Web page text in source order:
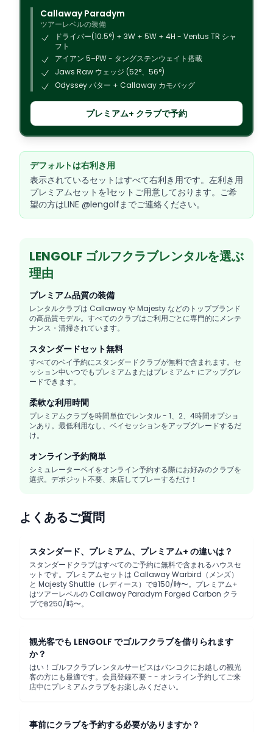
Callaway Paradym
ツアーレベルの装備
ドライバー(10.5°) + 3W + 5W + 4H - Ventus TR シャ
フト
アイアン 5–PW - タングステンウェイト搭載
Jaws Raw ウェッジ (52°、56°)
Odyssey パター + Callaway カモバッグ
プレミアム+ クラブで予約
デフォルトは右利き用
表示されているセットはすべて右利き用です。左利き用
プレミアムセットを1セットご用意しております。ご希
望の方はLINE @lengolfまでご連絡ください。
LENGOLF ゴルフクラブレンタルを選ぶ
理由
プレミアム品質の装備
レンタルクラブは Callaway や Majesty などのトップブランド
の高品質モデル。すべてのクラブはご利用ごとに専門的にメンテ
ナンス・清掃されています。
スタンダードセット無料
すべてのベイ予約にスタンダードクラブが無料で含まれます。セ
ッション中いつでもプレミアムまたはプレミアム+ にアップグレ
ードできます。
柔軟な利用時間
プレミアムクラブを時間単位でレンタル - 1、2、4時間オプショ
ンあり。最低利用なし、ベイセッションをアップグレードするだ
け。
オンライン予約簡単
シミュレーターベイをオンライン予約する際にお好みのクラブを
選択。デポジット不要、来店してプレーするだけ！
よくあるご質問
スタンダード、プレミアム、プレミアム+ の違いは？
スタンダードクラブはすべてのご予約に無料で含まれるハウスセ
ットです。プレミアムセットは Callaway Warbird（メンズ）
と Majesty Shuttle（レディース）で฿150/時〜。プレミアム+
はツアーレベルの Callaway Paradym Forged Carbon クラ
ブで฿250/時〜。
観光客でも LENGOLF でゴルフクラブを借りられます
か？
はい！ゴルフクラブレンタルサービスはバンコクにお越しの観光
客の方にも最適です。会員登録不要 - - オンライン予約してご来
店中にプレミアムクラブをお楽しみください。
事前にクラブを予約する必要がありますか？